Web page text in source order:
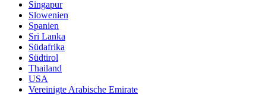
Singapur
Slowenien
Spanien
Sri Lanka
Südafrika
Südtirol
Thailand
USA
Vereinigte Arabische Emirate